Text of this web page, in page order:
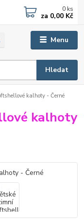
Menu
Hledat
0 ks
za 0,00 Kč
kalhoty - Černé
kalhoty